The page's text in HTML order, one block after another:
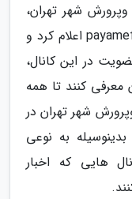
شهر تهران،
آدرس کانال را در شبکه شاد @payamefarhang اعلام کرد و
در این کانال،
معرفی کنند تا همه
شهر تهران در
به نوعی
هایی که اخبار